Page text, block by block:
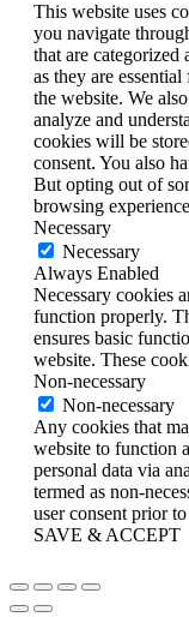
This website uses
you navigate
that are categorized
as they are
the website. We
analyze and
cookies will be
consent. You also
But opting out of
browsing
Necessary
Necessary
Always Enabled
Necessary cookies
function properly.
ensures basic
website. These
Non-necessary
Non-necessary
Any cookies that
website to function
personal data via
termed as non-
user consent prior
SAVE & ACCEPT